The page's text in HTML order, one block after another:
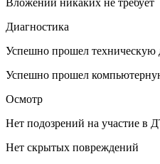
Диагностика
Успешно прошел техническую
Успешно прошел
Осмотр
Нет подозрений на участие в
Нет скрытых повреждений